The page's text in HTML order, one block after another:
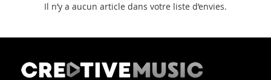
Il n’y a aucun article dans votre liste d’envies.